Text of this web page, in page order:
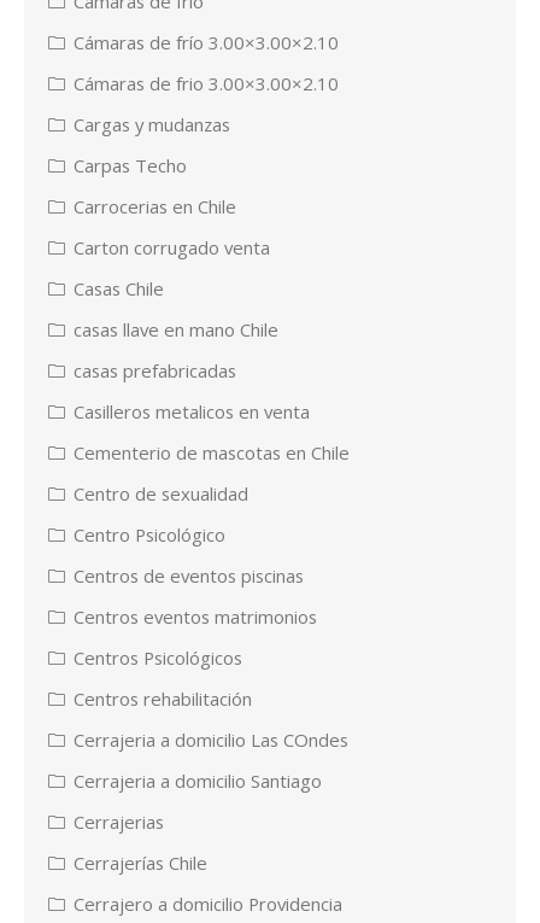
Cámaras de frío 3.00×3.00×2.10
Cámaras de frio 3.00×3.00×2.10
Cargas y mudanzas
Carpas Techo
Carrocerias en Chile
Carton corrugado venta
Casas Chile
casas llave en mano Chile
casas prefabricadas
Casilleros metalicos en venta
Cementerio de mascotas en Chile
Centro de sexualidad
Centro Psicológico
Centros de eventos piscinas
Centros eventos matrimonios
Centros Psicológicos
Centros rehabilitación
Cerrajeria a domicilio Las COndes
Cerrajeria a domicilio Santiago
Cerrajerias
Cerrajerías Chile
Cerrajero a domicilio Providencia